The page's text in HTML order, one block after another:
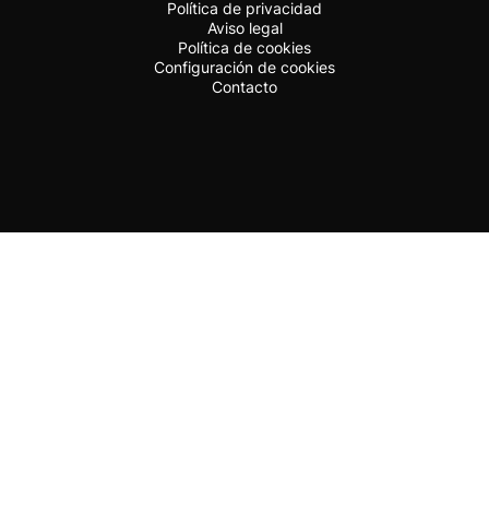
Política de privacidad
Aviso legal
Política de cookies
Configuración de cookies
Contacto